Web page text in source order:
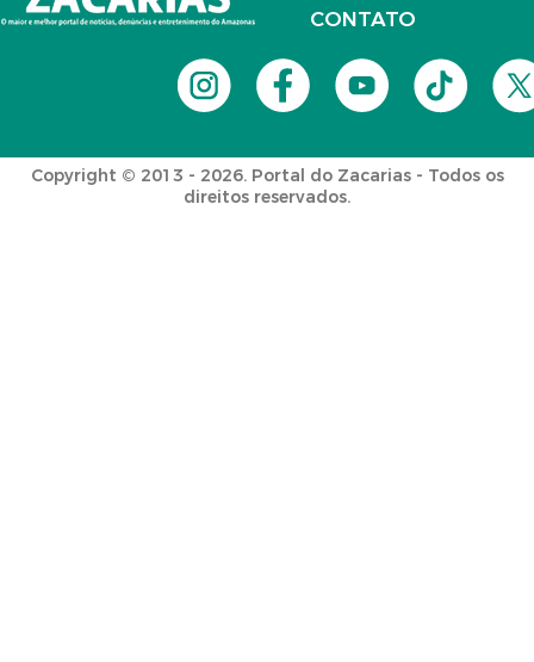
CONTATO
Copyright © 2013 - 2026. Portal do Zacarias - Todos os
direitos reservados.